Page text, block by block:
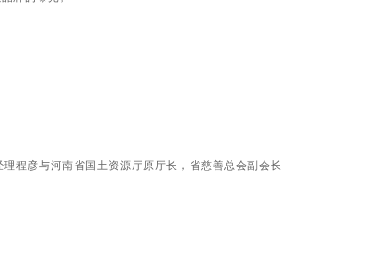
程彦与河南省国土资源厅原厅长，省慈善总会副会长